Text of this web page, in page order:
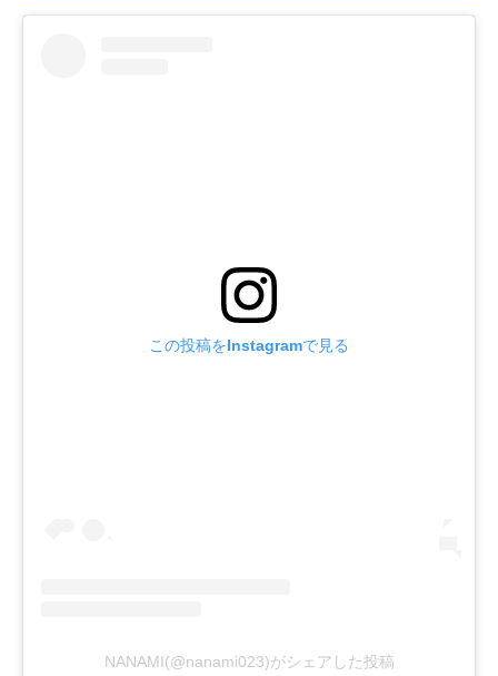
この投稿をInstagramで見る
NANAMI(@nanami023)がシェアした投稿